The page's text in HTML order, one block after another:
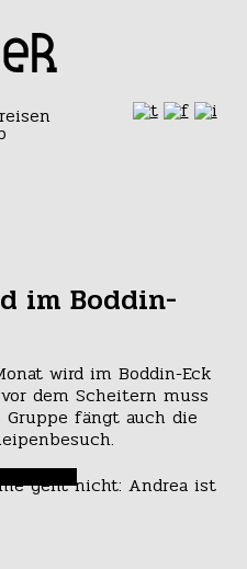
im Boddin-
wird im Boddin-Eck
dem Scheitern muss
fängt auch die